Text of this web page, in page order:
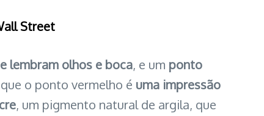
Street
lembram olhos e boca, e um ponto
o ponto vermelho é uma impressão
, um pigmento natural de argila, que